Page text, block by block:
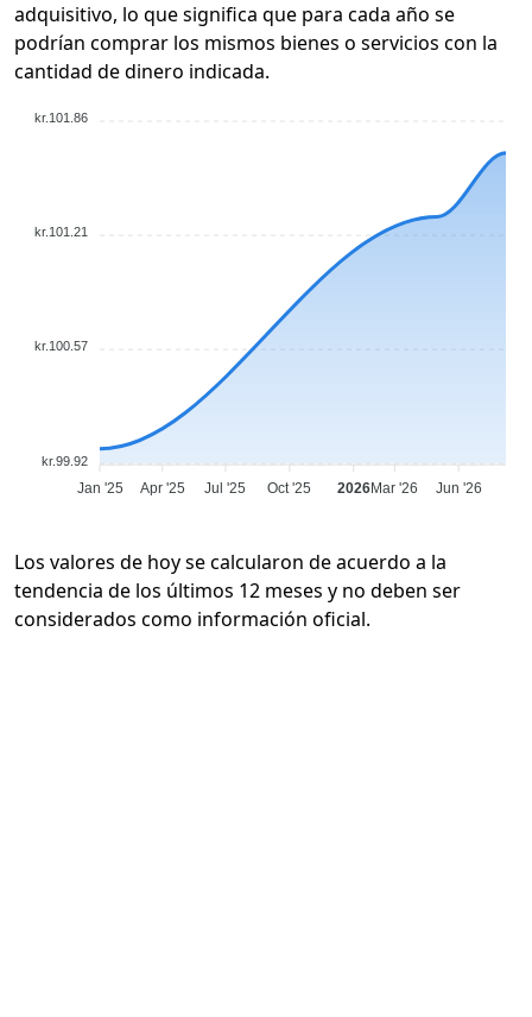
adquisitivo, lo que significa que para cada año se
podrían comprar los mismos bienes o servicios con la
cantidad de dinero indicada.
kr.101.86
kr.101.21
kr.100.57
kr.99.92
Jan '25 Apr '25 Jul '25 Oct '25 2026Mar '26 Jun '26
Los valores de hoy se calcularon de acuerdo a la
tendencia de los últimos 12 meses y no deben ser
considerados como información oficial.